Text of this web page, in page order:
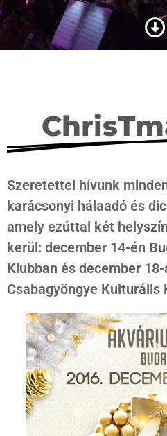
Szeretettel hívunk
karácsonyi hálaadó és
amely ezúttal két
kerül: december 14-én
Klubban és december
Csabagyöngye Kulturális